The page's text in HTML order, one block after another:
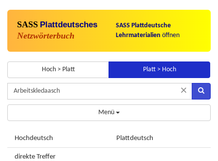
SASS Plattdeutsches
Netzwörterbuch
SASS Plattdeutsche
Lehrmaterialien öffnen
Hoch > Platt Platt > Hoch
×
Menü
Hochdeutsch Plattdeutsch
direkte Treffer